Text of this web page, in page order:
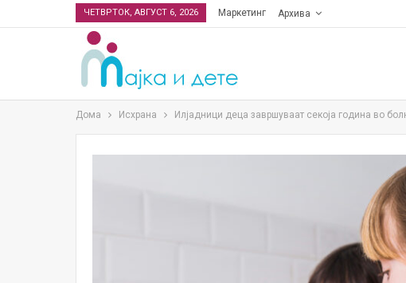
ЧЕТВРТОК, АВГУСТ 6, 2026 Маркетинг Архива
Дома Исхрана Илјадници деца завршуваат секоја година во